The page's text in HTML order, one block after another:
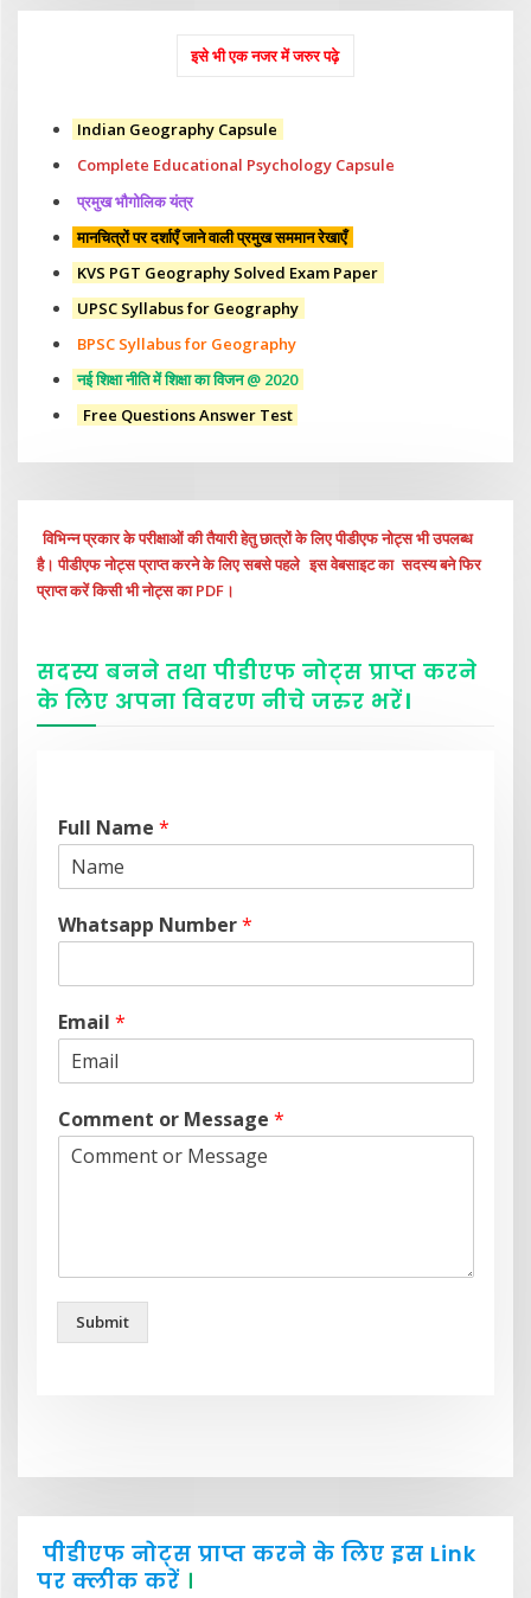
इसे भी एक नजर में जरुर पढ़े
Indian Geography Capsule
Complete Educational Psychology Capsule
प्रमुख भौगोलिक यंत्र
मानचित्रों पर दर्शाएँ जाने वाली प्रमुख सममान रेखाएँ
KVS PGT Geography Solved Exam Paper
UPSC Syllabus for Geography
BPSC Syllabus for Geography
नई शिक्षा नीति में शिक्षा का विजन @ 2020
Free Questions Answer Test
विभिन्न प्रकार के परीक्षाओं की तैयारी हेतु छात्रों के लिए पीडीएफ नोट्स भी उपलब्ध
है। पीडीएफ नोट्स प्राप्त करने के लिए सबसे पहले इस वेबसाइट का सदस्य बने फिर
प्राप्त करें किसी भी नोट्स का PDF।
सदस्य बनने तथा पीडीएफ नोट्स प्राप्त करने
के लिए अपना विवरण नीचेजरुर भरें।
Full Name *
Whatsapp Number*
Email *
Comment or Message *
Submit
पीडीएफ नोट्स प्राप्त करने के लिए इस Link
पर क्लीक करें ।